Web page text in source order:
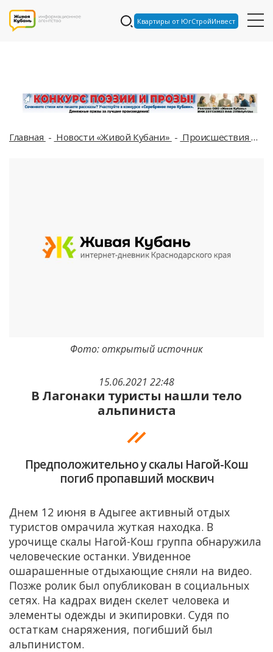
Квартиры от ЮгСтройИнвест
Главная Новости «Живой Кубани» Происшествия
15.06.2021 22:48
В Лагонаки туристы нашли тело
альпиниста
Предположительно у скалы Нагой-Кош
погиб пропавший москвич
Фото: открытый источник
Днем 12 июня в Адыгее активный отдых
туристов омрачила жуткая находка. В
урочище скалы Нагой-Кош группа обнаружила
человеческие останки. Увиденное
ошарашенные отдыхающие сняли на видео.
Позже ролик был опубликован в социальных
сетях. На кадрах виден скелет человека и
элементы одежды и экипировки. Судя по
остаткам снаряжения, погибший был
альпинистом.